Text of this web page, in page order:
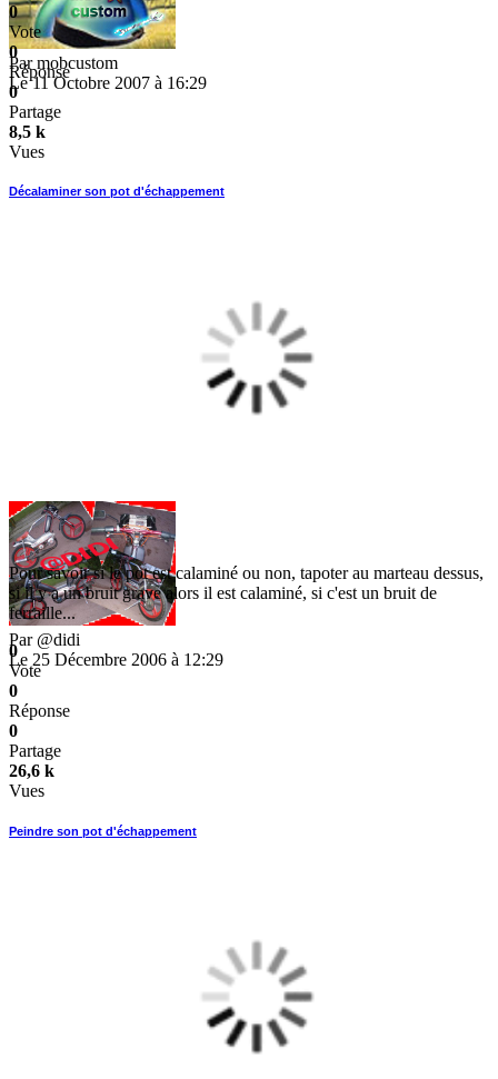
Parmobcustom
Le 11 Octobre 2007 à 16:29
0
Vote
0
Réponse
0
Partage
8,5 k
Vues
Décalaminer son pot d'échappement
Par @didi
Le 25 Décembre 2006 à 12:29
Pour savoir si le pot est calaminé ou non, tapoter au marteau dessus,
si il y a un bruit grave alors il est calaminé, si c'est un bruit de
ferraille...
0
Vote
0
Réponse
0
Partage
26,6 k
Vues
Peindre son pot d'échappement